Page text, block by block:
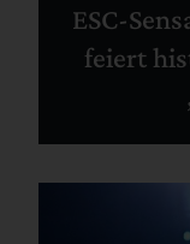
ESC-
feiert